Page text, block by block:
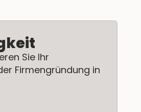
Sie Ihr
Firmengründung in